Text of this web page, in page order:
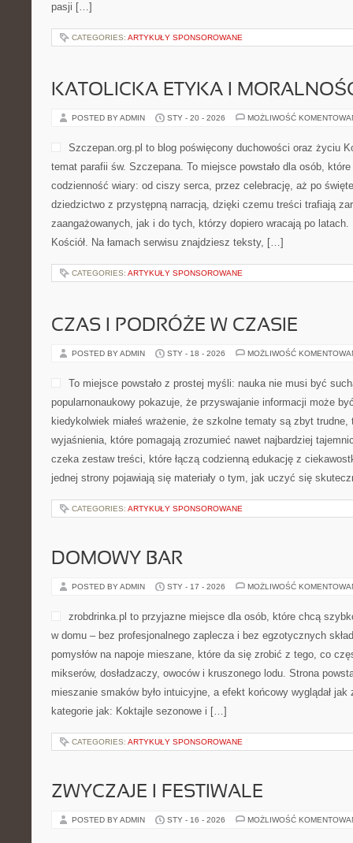
pasji […]
CATEGORIES: ARTYKUŁY SPONSOROWANE
KATOLICKA ETYKA I
POSTED BY ADMIN STY - 20 - 2026 MOŻLIWOŚĆ
Szczepan.org.pl to blog poświęcony duchowości oraz życiu
temat parafii św. Szczepana. To miejsce powstało dla osób, które
codzienność wiary: od ciszy serca, przez celebrację, aż po
dziedzictwo z przystępną narracją, dzięki czemu treści trafiają
zaangażowanych, jak i do tych, którzy dopiero wracają po
Kościół. Na łamach serwisu znajdziesz teksty, […]
CATEGORIES: ARTYKUŁY SPONSOROWANE
CZAS I PODRÓŻE W CZASIE
POSTED BY ADMIN STY - 18 - 2026 MOŻLIWOŚĆ
To miejsce powstało z prostej myśli: nauka nie musi być
popularnonaukowy pokazuje, że przyswajanie informacji może
kiedykolwiek miałeś wrażenie, że szkolne tematy są zbyt
wyjaśnienia, które pomagają zrozumieć nawet najbardziej
czeka zestaw treści, które łączą codzienną edukację z
jednej strony pojawiają się materiały o tym, jak uczyć się
CATEGORIES: ARTYKUŁY SPONSOROWANE
DOMOWY BAR
POSTED BY ADMIN STY - 17 - 2026 MOŻLIWOŚĆ
zrobdrinka.pl to przyjazne miejsce dla osób, które chcą
w domu – bez profesjonalnego zaplecza i bez egzotycznych
pomysłów na napoje mieszane, które da się zrobić z tego, co
mikserów, dosładzaczy, owoców i kruszonego lodu. Strona
mieszanie smaków było intuicyjne, a efekt końcowy wyglądał
kategorie jak: Koktajle sezonowe i […]
CATEGORIES: ARTYKUŁY SPONSOROWANE
ZWYCZAJE I FESTIWALE
POSTED BY ADMIN STY - 16 - 2026 MOŻLIWOŚĆ